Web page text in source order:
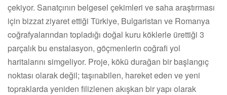
çekiyor. Sanatçının belgesel çekimleri ve saha araştırması
için bizzat ziyaret ettiği Türkiye, Bulgaristan ve Romanya
coğrafyalarından topladığı doğal kuru köklerle ürettiği 3
parçalık bu enstalasyon, göçmenlerin coğrafi yol
haritalarını simgeliyor. Proje, kökü durağan bir başlangıç
noktası olarak değil; taşınabilen, hareket eden ve yeni
topraklarda yeniden filizlenen akışkan bir yapı olarak